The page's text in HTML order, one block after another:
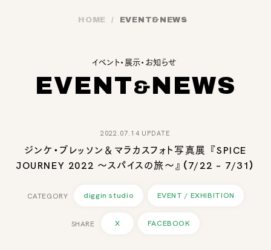
HOME EVENT& NEWS
イベント・展示・お知らせ
EVENT&NEWS
2022.07.14 UPDATE
ジンケ・ブレッソン＆マラカスフォト写真展 『SPICE
JOURNEY 2022 ～スパイスの旅～』（7/22 – 7/31）
diggin studio EVENT / EXHIBITION
X FACEBOOK